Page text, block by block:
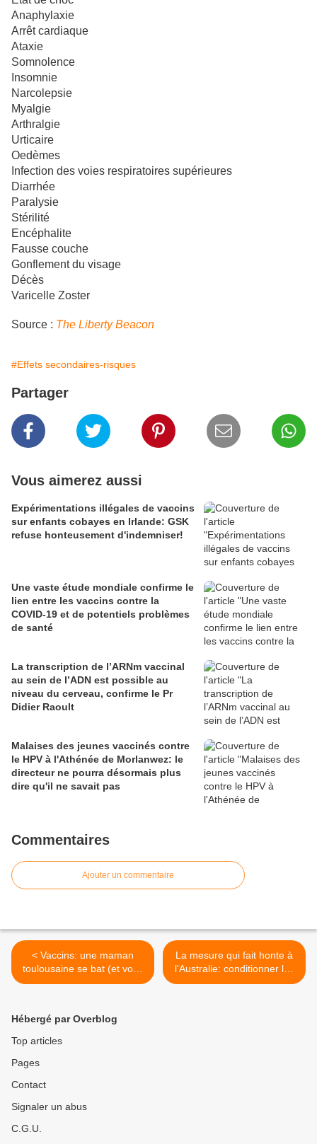
Anaphylaxie
Arrêt cardiaque
Ataxie
Somnolence
Insomnie
Narcolepsie
Myalgie
Arthralgie
Urticaire
Oedèmes
Infection des voies respiratoires supérieures
Diarrhée
Paralysie
Stérilité
Encéphalite
Fausse couche
Gonflement du visage
Décès
Varicelle Zoster
Source : The Liberty Beacon
#Effets secondaires-risques
Partager
Vous aimerez aussi
Expérimentations illégales de vaccins
sur enfants cobayes en Irlande: GSK
refuse honteusement d'indemniser!
Une vaste étude mondiale confirme le
lien entre les vaccins contre la
COVID-19 et de potentiels problèmes
de santé
La transcription de l’ARNm vaccinal
au sein de l’ADN est possible au
niveau du cerveau, confirme le Pr
Didier Raoult
Malaises des jeunes vaccinés contre
le HPV à l'Athénée de Morlanwez: le
directeur ne pourra désormais plus
dire qu'il ne savait pas
Commentaires
Ajouter un commentaire
< Vaccins: une maman
toulousaine se bat (et vous
devriez l'imiter!)
La mesure qui fait honte à
l'Australie: conditionner les
allocations familiales aux
Hébergé par Overblog
Top articles
Pages
Contact
Signaler un abus
C.G.U.